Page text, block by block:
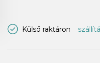
Külső raktáron